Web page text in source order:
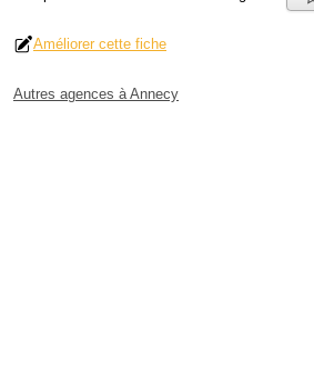
Améliorer cette fiche
Autres agences à Annecy